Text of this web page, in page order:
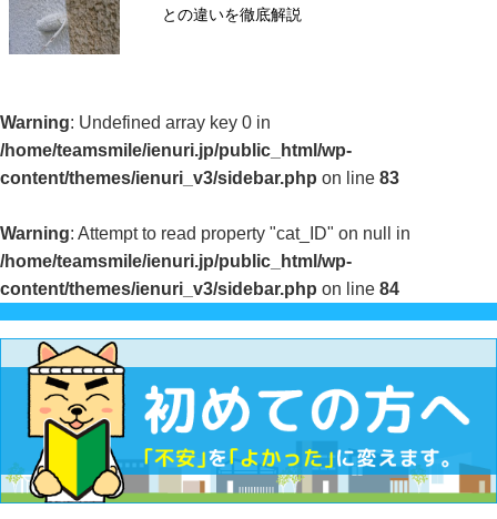
との違いを徹底解説
Warning: Undefined array key 0 in
/home/teamsmile/ienuri.jp/public_html/wp-
content/themes/ienuri_v3/sidebar.php on line 83
Warning: Attempt to read property "cat_ID" on null in
/home/teamsmile/ienuri.jp/public_html/wp-
content/themes/ienuri_v3/sidebar.php on line 84